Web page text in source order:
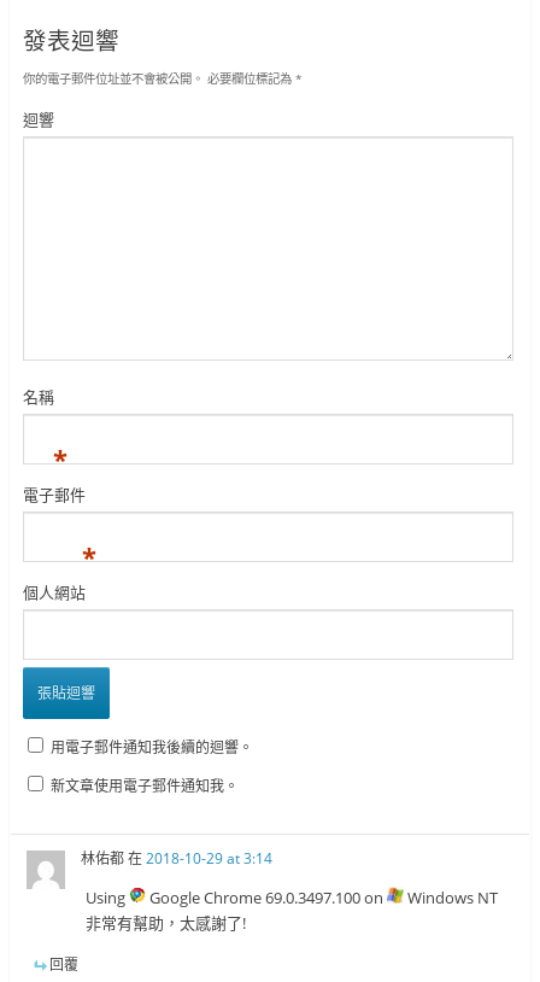
發表迴響
你的電子郵件位址並不會被公開。 必要欄位標記為 *
迴響
名稱
*
電子郵件
*
個人網站
用電子郵件通知我後續的迴響。
新文章使用電子郵件通知我。
林佑都在2018-10-29 at 3:14
Using Google Chrome 69.0.3497.100 on
Windows NT
非常有幫助，太感謝了!
回覆